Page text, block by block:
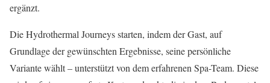
ergänzt.
Die Hydrothermal Journeys starten, indem der Gast, auf
Grundlage der gewünschten Ergebnisse, seine persönliche
Variante wählt – unterstützt von dem erfahrenen Spa-Team. Diese